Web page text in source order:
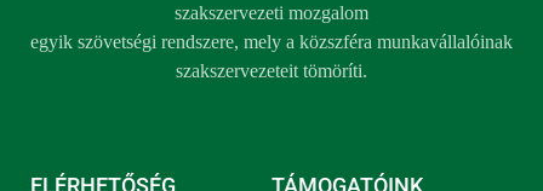
szakszervezeti mozgalom
egyik szövetségi rendszere, mely a közszféra munkavállalóinak
szakszervezeteit tömöríti.